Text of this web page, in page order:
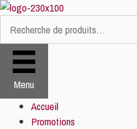
Aller
contenu
Recherche
pour :
Menu
Accueil
Promotions